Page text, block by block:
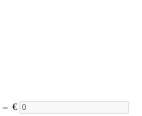
– €